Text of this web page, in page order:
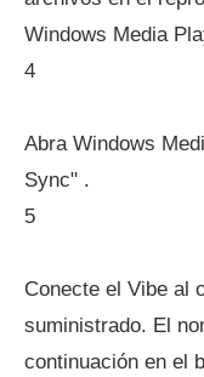
Windows Media
4
Abra Windows
Sync" .
5
Conecte el Vibe al
suministrado. El
continuación en el